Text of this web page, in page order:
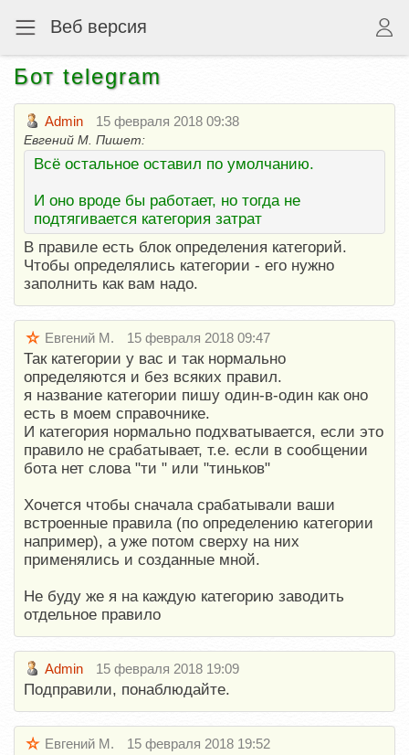
Веб версия
Бот telegram
Admin 15 февраля 2018 09:38
Евгений М. Пишет:
Всё остальное оставил по умолчанию.
И оно вроде бы работает, но тогда не
подтягивается категория затрат
В правиле есть блок определения категорий.
Чтобы определялись категории - его нужно
заполнить как вам надо.
Евгений М. 15 февраля 2018 09:47
Так категории у вас и так нормально
определяются и без всяких правил.
я название категории пишу один-в-один как оно
есть в моем справочнике.
И категория нормально подхватывается, если это
правило не срабатывает, т.е. если в сообщении
бота нет слова "ти " или "тиньков"
Хочется чтобы сначала срабатывали ваши
встроенные правила (по определению категории
например), а уже потом сверху на них
применялись и созданные мной.
Не буду же я на каждую категорию заводить
отдельное правило
Admin 15 февраля 2018 19:09
Подправили, понаблюдайте.
Евгений М. 15 февраля 2018 19:52